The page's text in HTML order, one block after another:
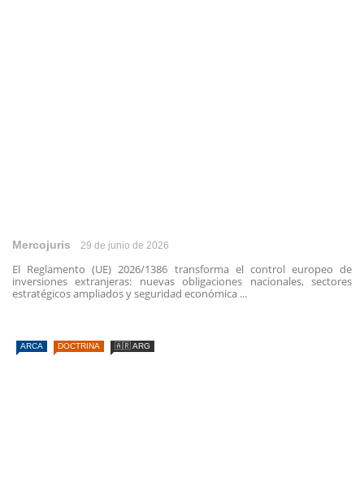
Mercojuris 29 de junio de 2026
El Reglamento (UE) 2026/1386 transforma el control europeo de
inversiones extranjeras: nuevas obligaciones nacionales, sectores
estratégicos ampliados y seguridad económica ...
ARCA DOCTRINA 🇦🇷 ARG